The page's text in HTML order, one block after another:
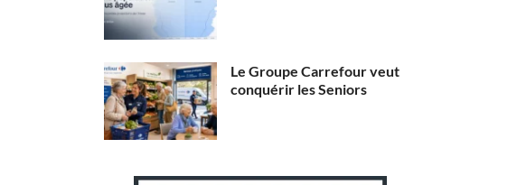
Le Groupe Carrefour veut
conquérir les Seniors